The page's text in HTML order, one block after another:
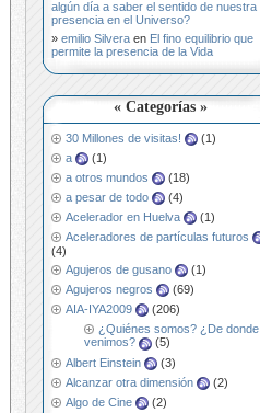
algún día a saber el sentido de nuestra
presencia en el Universo?
emilio Silvera en El fino equilibrio que
permite la presencia de la Vida
« Categorías »
30 Millones de visitas!
(1)
a
(1)
a otros mundos
(18)
a pesar de todo
(4)
Acelerador en Huelva
(1)
Aceleradores de partículas futuros
(4)
Agujeros de gusano
(1)
Agujeros negros
(69)
AIA-IYA2009
(206)
¿Quiénes somos? ¿De donde
venimos?
(5)
Albert Einstein
(3)
Alcanzar otra dimensión
(2)
Algo de Cine
(2)